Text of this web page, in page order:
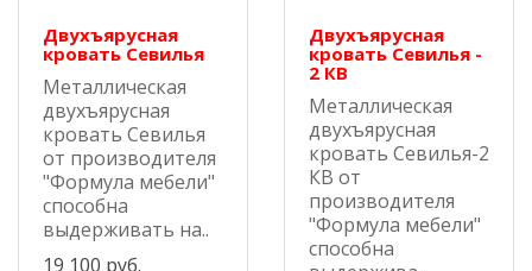
Двухъярусная
кровать Севилья
Металлическая
двухъярусная
кровать Севилья
от производителя
"Формула мебели"
способна
выдерживать на..
19 100 руб.
Двухъярусная
кровать Севилья -
2 КВ
Металлическая
двухъярусная
кровать Севилья-2
КВ от
производителя
"Формула мебели"
способна